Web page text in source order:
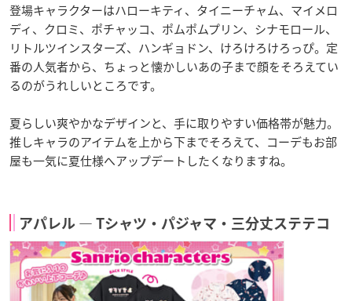
登場キャラクターはハローキティ、タイニーチャム、マイメロ
ディ、クロミ、ポチャッコ、ポムポムプリン、シナモロール、
リトルツインスターズ、ハンギョドン、けろけろけろっぴ。定
番の人気者から、ちょっと懐かしいあの子まで顔をそろえてい
るのがうれしいところです。
夏らしい爽やかなデザインと、手に取りやすい価格帯が魅力。
推しキャラのアイテムを上から下までそろえて、コーデもお部
屋も一気に夏仕様へアップデートしたくなりますね。
アパレル ― Tシャツ・パジャマ・三分丈ステテコ